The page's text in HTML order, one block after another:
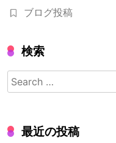
ブログ投稿
検索
Search
for:
最近の投稿